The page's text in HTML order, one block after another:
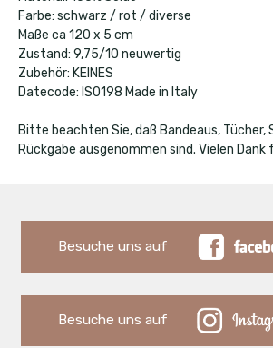
Farbe: schwarz / rot / diverse
Maße ca 120 x 5 cm
Zustand: 9,75/10 neuwertig
Zubehör: KEINES
Datecode: IS0198 Made in Italy
Bitte beachten Sie, daß Bandeaus, Tücher,
Rückgabe ausgenommen sind. Vielen Dank
Besuche uns auf
Besuche uns auf